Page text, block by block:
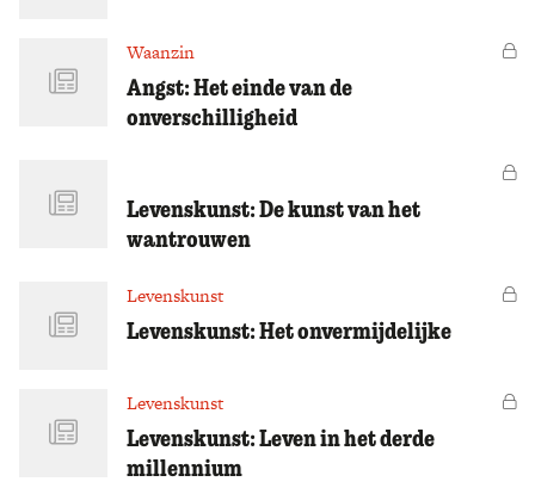
Waanzin
Angst: Het einde van de
onverschilligheid
Levenskunst: De kunst van het
wantrouwen
Levenskunst
Levenskunst: Het onvermijdelijke
Levenskunst
Levenskunst: Leven in het derde
millennium